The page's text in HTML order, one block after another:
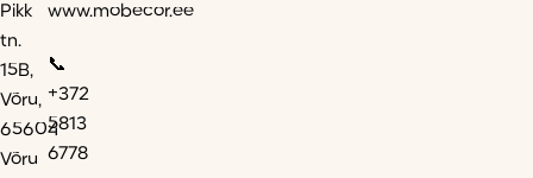
Pikk
tn.
15B,
Võru,
65604
Võru
www.mobecor.ee
📞
+372
5813
6778